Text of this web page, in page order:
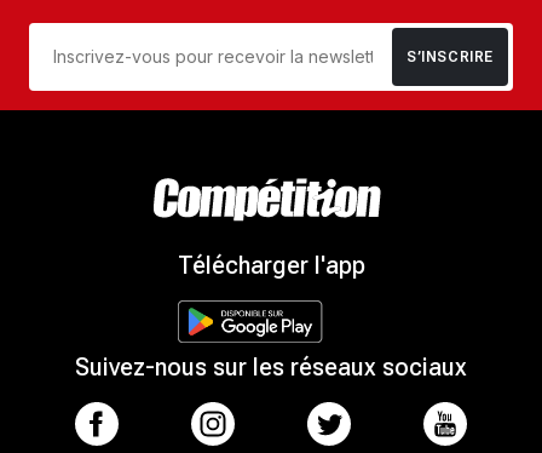
S’INSCRIRE
Télécharger l'app
Suivez-nous sur les réseaux sociaux